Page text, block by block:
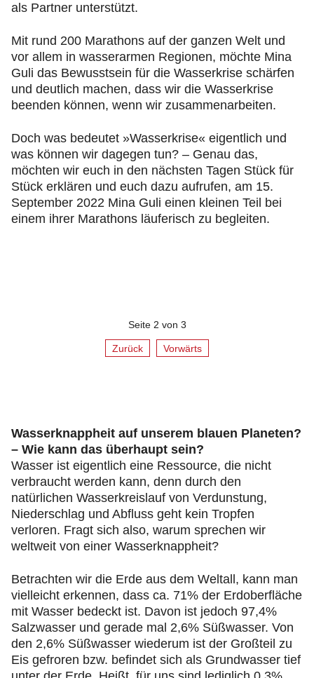
als Partner unterstützt.
Mit rund 200 Marathons auf der ganzen Welt und
vor allem in wasserarmen Regionen, möchte Mina
Guli das Bewusstsein für die Wasserkrise schärfen
und deutlich machen, dass wir die Wasserkrise
beenden können, wenn wir zusammenarbeiten.
Doch was bedeutet »Wasserkrise« eigentlich und
was können wir dagegen tun? – Genau das,
möchten wir euch in den nächsten Tagen Stück für
Stück erklären und euch dazu aufrufen, am 15.
September 2022 Mina Guli einen kleinen Teil bei
einem ihrer Marathons läuferisch zu begleiten.
Seite 2 von 3
Zurück Vorwärts
Wasserknappheit auf unserem blauen Planeten?
– Wie kann das überhaupt sein?
Wasser ist eigentlich eine Ressource, die nicht
verbraucht werden kann, denn durch den
natürlichen Wasserkreislauf von Verdunstung,
Niederschlag und Abfluss geht kein Tropfen
verloren. Fragt sich also, warum sprechen wir
weltweit von einer Wasserknappheit?
Betrachten wir die Erde aus dem Weltall, kann man
vielleicht erkennen, dass ca. 71% der Erdoberfläche
mit Wasser bedeckt ist. Davon ist jedoch 97,4%
Salzwasser und gerade mal 2,6% Süßwasser. Von
den 2,6% Süßwasser wiederum ist der Großteil zu
Eis gefroren bzw. befindet sich als Grundwasser tief